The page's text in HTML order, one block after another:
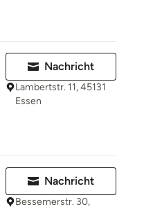
Nachricht
Lambertstr. 11, 45131
Essen
Nachricht
Bessemerstr. 30,